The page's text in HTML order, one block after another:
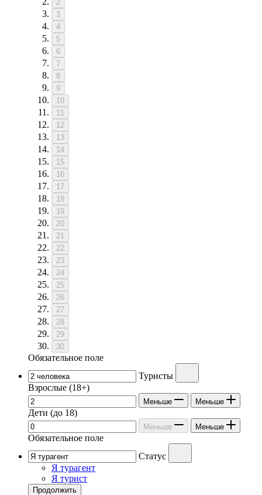
2
3
4
5
6
7
8
9
10
11
12
13
14
15
16
17
18
19
20
21
22
23
24
25
26
27
28
29
30
Обязательное поле
Туристы
Взрослые (18+)
Меньше Меньше
Дети (до 18)
Меньше Меньше
Обязательное поле
Статус
Я турагент
Я турист
Продолжить